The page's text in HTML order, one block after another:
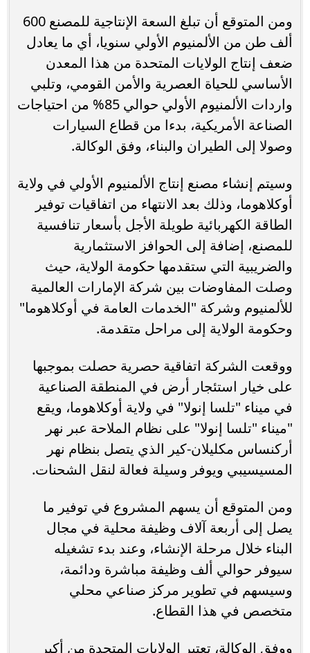
ومن المتوقع أن تبلغ السعة الإنتاجية للمصنع 600
ألف طن من الألمنيوم الأولي سنويا، أي ما يعادل
ضعف إنتاج الولايات المتحدة من هذا المعدن
الأساسي للحياة العصرية والأمن القومي، وتلبي
واردات الألمنيوم الأولي حوالي 85% من احتياجات
الصناعة الأمريكية، بدءا من قطاع السيارات
وصولا إلى الطيران والبناء، وفق الوكالة.
وسيتم إنشاء مصنع إنتاج الألمنيوم الأولي في ولاية
أوكلاهوما، وذلك بعد الانتهاء من اتفاقيات توفير
الطاقة الكهربائية طويلة الأجل بأسعار تنافسية
للمصنع، إضافة إلى الحوافز الاستثمارية
والضريبية التي ستقدمها حكومة الولاية، حيث
وصلت المفاوضات بين شركة الإمارات العالمية
للألمنيوم وشركة "الخدمات العامة في أوكلاهوما"
وحكومة الولاية إلى مراحل متقدمة.
ووقعت الشركة اتفاقية حصرية حصلت بموجبها
على خيار استئجار أرض في المنطقة الصناعية
في ميناء "تلسا إنولا" في ولاية أوكلاهوما، ويقع
"ميناء "تلسا إنولا" على نظام الملاحة عبر نهر
أركنساس مكليلان-كير الذي يتصل بنظام نهر
المسيسيبي ويوفر وسيلة فعالة لنقل الشحنات.
ومن المتوقع أن يسهم المشروع في توفير ما
يصل إلى أربعة آلاف وظيفة محلية في مجال
البناء خلال مرحلة الإنشاء، وعند بدء تشغيله
سيوفر حوالي ألف وظيفة مباشرة ودائمة،
وسيسهم في تطوير مركز صناعي محلي
متخصص في هذا القطاع.
ووفق الوكالة، تعتبر الولايات المتحدة من أكبر